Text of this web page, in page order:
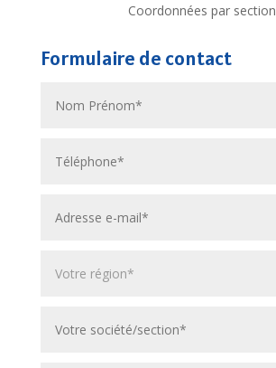
Coordonnées par section
Formulaire de contact